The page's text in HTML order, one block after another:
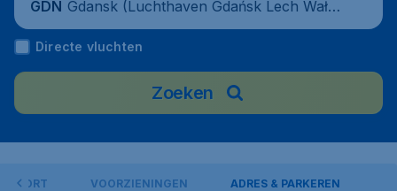
GDN Gdansk (Luchthaven Gdańsk Lech Wałęs
a), Polen
Directe vluchten
Zoeken
VOORZIENINGEN ADRES & PARKEREN